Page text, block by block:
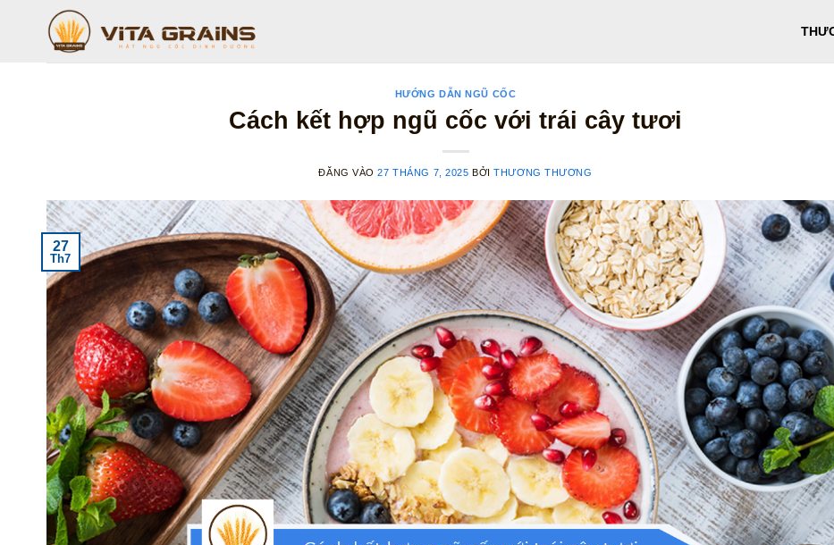
HƯỚNG DẪN NGŨ CỐC
Cách kết hợp ngũ cốc với trái cây tươi
ĐĂNG VÀO27 THÁNG 7, 2025 BỞITHƯƠNG THƯƠNG
27
Th7